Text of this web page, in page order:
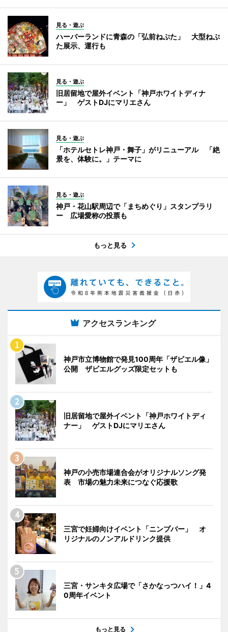
見る・遊ぶ
ハーバーランドに青森の「弘前ねぷた」 大型ねぷ
た展示、運行も
見る・遊ぶ
旧居留地で屋外イベント「神戸ホワイトディナ
ー」 ゲストDJにマリエさん
見る・遊ぶ
「ホテルセトレ神戸・舞子」がリニューアル 「絶
景を、体験に。」テーマに
見る・遊ぶ
神戸・花山駅周辺で「まちめぐり」スタンプラリ
ー 広場愛称の投票も
もっと見る
アクセスランキング
神戸市立博物館で発見100周年「ザビエル像」
公開 ザビエルグッズ限定セットも
旧居留地で屋外イベント「神戸ホワイトディ
ナー」 ゲストDJにマリエさん
神戸の小売市場連合会がオリジナルソング発
表 市場の魅力未来につなぐ応援歌
三宮で妊婦向けイベント「ニンプバー」 オ
リジナルのノンアルドリンク提供
三宮・サンキタ広場で「さかなっつハイ！」4
0周年イベント
もっと見る